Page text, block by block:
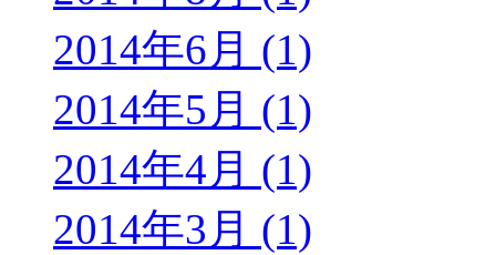
2014年6月 (1)
2014年5月 (1)
2014年4月 (1)
2014年3月 (1)